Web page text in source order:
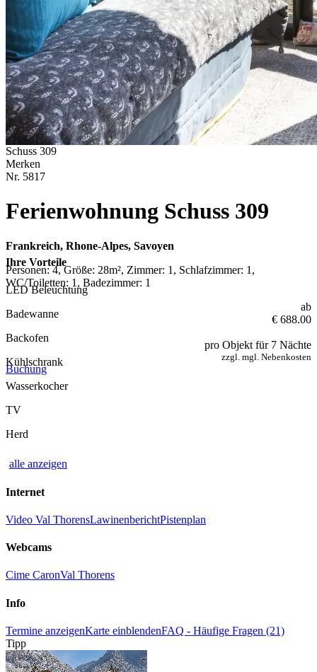
Schuss 309
Merken
Nr. 5817
Ferienwohnung Schuss 309
Frankreich, Rhone-Alpes, Savoyen
Personen: 4, Größe: 28m², Zimmer: 1, Schlafzimmer: 1,
WC/Toiletten: 1, Badezimmer: 1
ab
€ 688.00
pro Objekt für 7 Nächte
zzgl. mgl. Nebenkosten
Buchung
Ihre Vorteile
LED Beleuchtung
Badewanne
Backofen
Kühlschrank
Wasserkocher
TV
Herd
alle anzeigen
Internet
Video Val ThorensLawinenberichtPistenplan
Webcams
Cime CaronVal Thorens
Info
Termine anzeigenKarte einblendenFAQ - Häufige Fragen (21)
Tipp